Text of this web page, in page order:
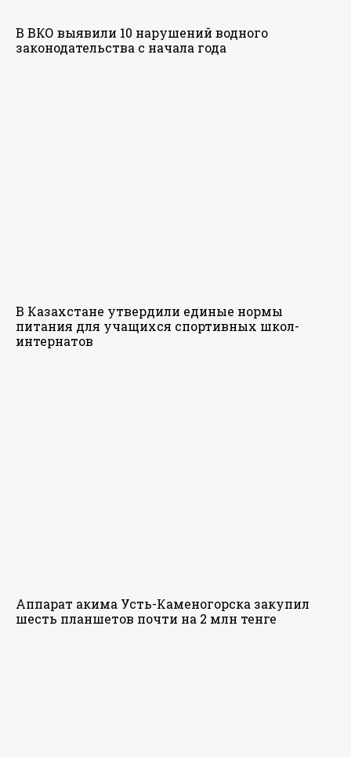
В ВКО выявили 10 нарушений водного
законодательства с начала года
В Казахстане утвердили единые нормы
питания для учащихся спортивных школ-
интернатов
Аппарат акима Усть-Каменогорска закупил
шесть планшетов почти на 2 млн тенге